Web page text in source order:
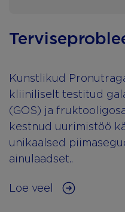
Kunstlikud
kliiniliselt testitud
(GOS) ja
kestnud uurimistöö
unikaalsed
ainulaadset..
Loe veel